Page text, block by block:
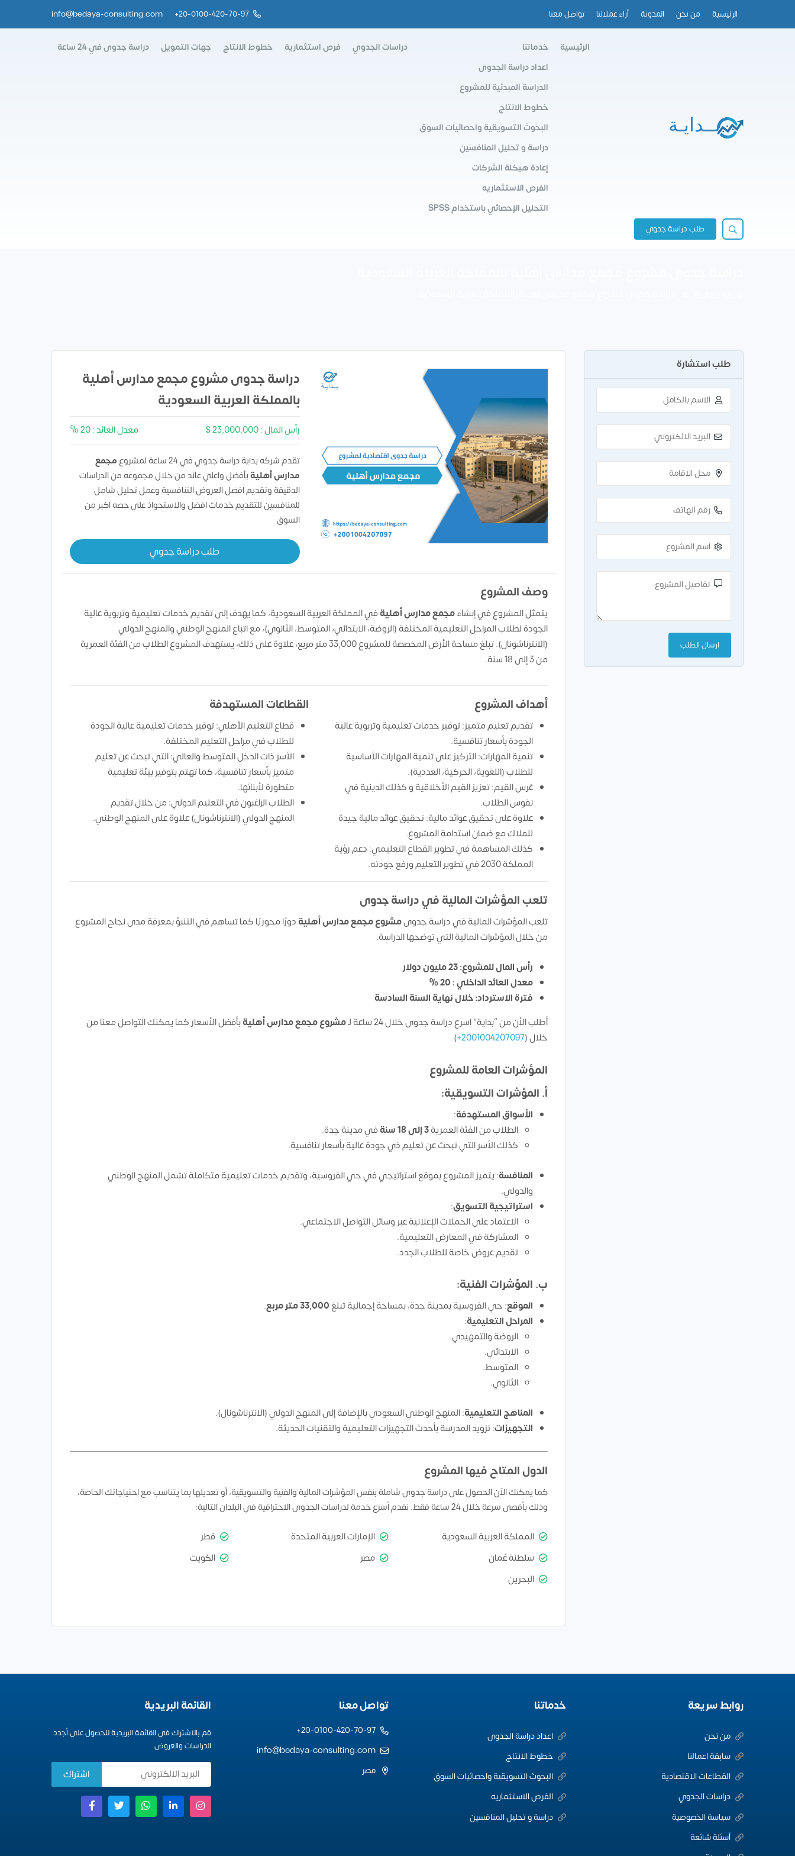
20-0100-420-70-97
+
info@bedaya-consulting.com الرئيسية من نحن المدونة أراء عملائنا تواصل معنا
الرئيسية
خدماتنا
اعداد دراسة الجدوى
الدراسة المبدئية للمشروع
خطوط الانتاج
البحوث التسويقية واحصائيات السوق
دراسة و تحليل المنافسين
إعادة هيكلة الشركات
الفرص الاستثماريه
التحليل الإحصائي باستخدام SPSS
دراسات الجدوي فرص استثمارية خطوط الانتاج جهات التمويل دراسة جدوى في 24 ساعة
طلب دراسة جدوي
دراسة جدوى مشروع مجمع مدارس أهلية
بالمملكة العربية السعودية
رأس المال : 23,000,000 $ معدل العائد : 20 %
تقدم شركه بداية دراسة جدوي في 24 ساعة لمشروع
مجمع
مدارس أهليةبأفضل واعلي عائد من خلال مجموعه من الدراسات
الدقيقة وتقديم افضل العروض التنافسية وعمل تحليل شامل
للمنافسين للتقديم خدمات افضل والاستحواذ علي حصه اكبر من
السوق
طلب دراسة جدوي
وصف المشروع
يتمثل المشروع في إنشاءمجمع مدارس أهليةفي المملكة العربية السعودية، كما يهدف إلى تقديم خدمات تعليمية وتربوية عالية
الجودة لطلاب المراحل التعليمية المختلفة (الروضة، الابتدائي، المتوسط، الثانوي)، مع اتباع المنهج الوطني والمنهج الدولي
(الانترناشونال). تبلغ مساحة الأرض المخصصة للمشروع 33,000 متر مربع، علاوة على ذلك، يستهدف المشروع الطلاب من الفئة العمرية
من 3 إلى 18 سنة.
أهداف المشروع
تقديم تعليم متميز: توفير خدمات تعليمية وتربوية عالية
الجودة بأسعار تنافسية.
تنمية المهارات: التركيز على تنمية المهارات الأساسية
للطلاب (اللغوية، الحركية، العددية).
غرس القيم: تعزيز القيم الأخلاقية و كذلك الدينية في
نفوس الطلاب.
علاوة على تحقيق عوائد مالية: تحقيق عوائد مالية جيدة
للملاك مع ضمان استدامة المشروع.
كذلك المساهمة في تطوير القطاع التعليمي: دعم رؤية
المملكة 2030 في تطوير التعليم ورفع جودته.
القطاعات المستهدفة
قطاع التعليم الأهلي: توفير خدمات تعليمية عالية الجودة
للطلاب في مراحل التعليم المختلفة.
الأسر ذات الدخل المتوسط والعالي: التي تبحث عن تعليم
متميز بأسعار تنافسية، كما تهتم بتوفير بيئة تعليمية
متطورة لأبنائها.
الطلاب الراغبون في التعليم الدولي: من خلال تقديم
المنهج الدولي (الانترناشونال) علاوة على المنهج الوطني.
تلعب المؤشرات المالية في دراسة جدوى
تلعب المؤشرات المالية في دراسة جدوىمشروع مجمع مدارس أهلية دورًا محوريًا كما تساهم في التنبؤ بمعرفة مدى نجاح المشروع
من خلال المؤشرات المالية التي توضحها الدراسة.
رأس المال للمشروع: 23
مليون دولار
معدل العائد الداخلي : 20 %
فترة الاسترداد: خلال نهاية السنة السادسة
أطلب الأن من “بداية” اسرع دراسة جدوى خلال 24 ساعة لـ
مشروع مجمع مدارس أهليةبأفضل الأسعار كما يمكنك التواصل معنا من
خلال (2001004207097+
)
المؤشرات العامة للمشروع
أ. المؤشرات التسويقية:
الأسواق المستهدفة:
الطلاب من الفئة العمرية3إلى 18 سنة
في مدينة جدة.
كذلك الأسر التي تبحث عن تعليم ذي جودة عالية بأسعار تنافسية.
المنافسة: يتميز المشروع بموقع استراتيجي في حي الفروسية، وتقديم خدمات تعليمية متكاملة تشمل المنهج الوطني
والدولي.
استراتيجية التسويق:
الاعتماد على الحملات الإعلانية عبر وسائل التواصل الاجتماعي.
المشاركة في المعارض التعليمية.
تقديم عروض خاصة للطلاب الجدد.
ب. المؤشرات الفنية:
الموقع: حي الفروسية بمدينة جدة، بمساحة إجمالية تبلغ 33,000متر مربع.
المراحل التعليمية:
الروضة والتمهيدي.
الابتدائي.
المتوسط.
الثانوي.
المناهج التعليمية: المنهج الوطني السعودي بالإضافة إلى المنهج الدولي (الانترناشونال).
التجهيزات: تزويد المدرسة بأحدث التجهيزات التعليمية والتقنيات الحديثة.
الدول المتاح فيها المشروع
كما يمكنك الآن الحصول على دراسة جدوى شاملة بنفس المؤشرات المالية والفنية والتسويقية، أو تعديلها بما يتناسب مع احتياجاتك الخاصة،
وذلك بأقصى سرعة خلال 24 ساعة فقط. نقدم أسرع خدمة لدراسات الجدوى الاحترافية في البلدان التالية:
المملكة العربية السعودية الإمارات العربية المتحدة
قطر
سلطنة عُمان
مصر
الكويت
البحرين
طلب استشارة
روابط سريعة
من نحن
سابقة اعمالنا
القطاعات الاقتصادية
دراسات الجدوي
سياسة الخصوصية
أسئلة شائعة
خدماتنا
اعداد دراسة الجدوى
خطوط الانتاج
البحوث التسويقية واحصائيات السوق
الفرص الاستثماريه
دراسة و تحليل المنافسين
تواصل معنا
20-0100-420-70-97+
info@bedaya-consulting.com
مصر
القائمة البريدية
قم بالاشتراك في القائمة البريدية للحصول علي أجدد
الدراسات والعروض